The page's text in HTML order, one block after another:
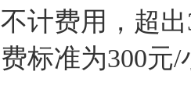
不计费用，超
费标准为300元